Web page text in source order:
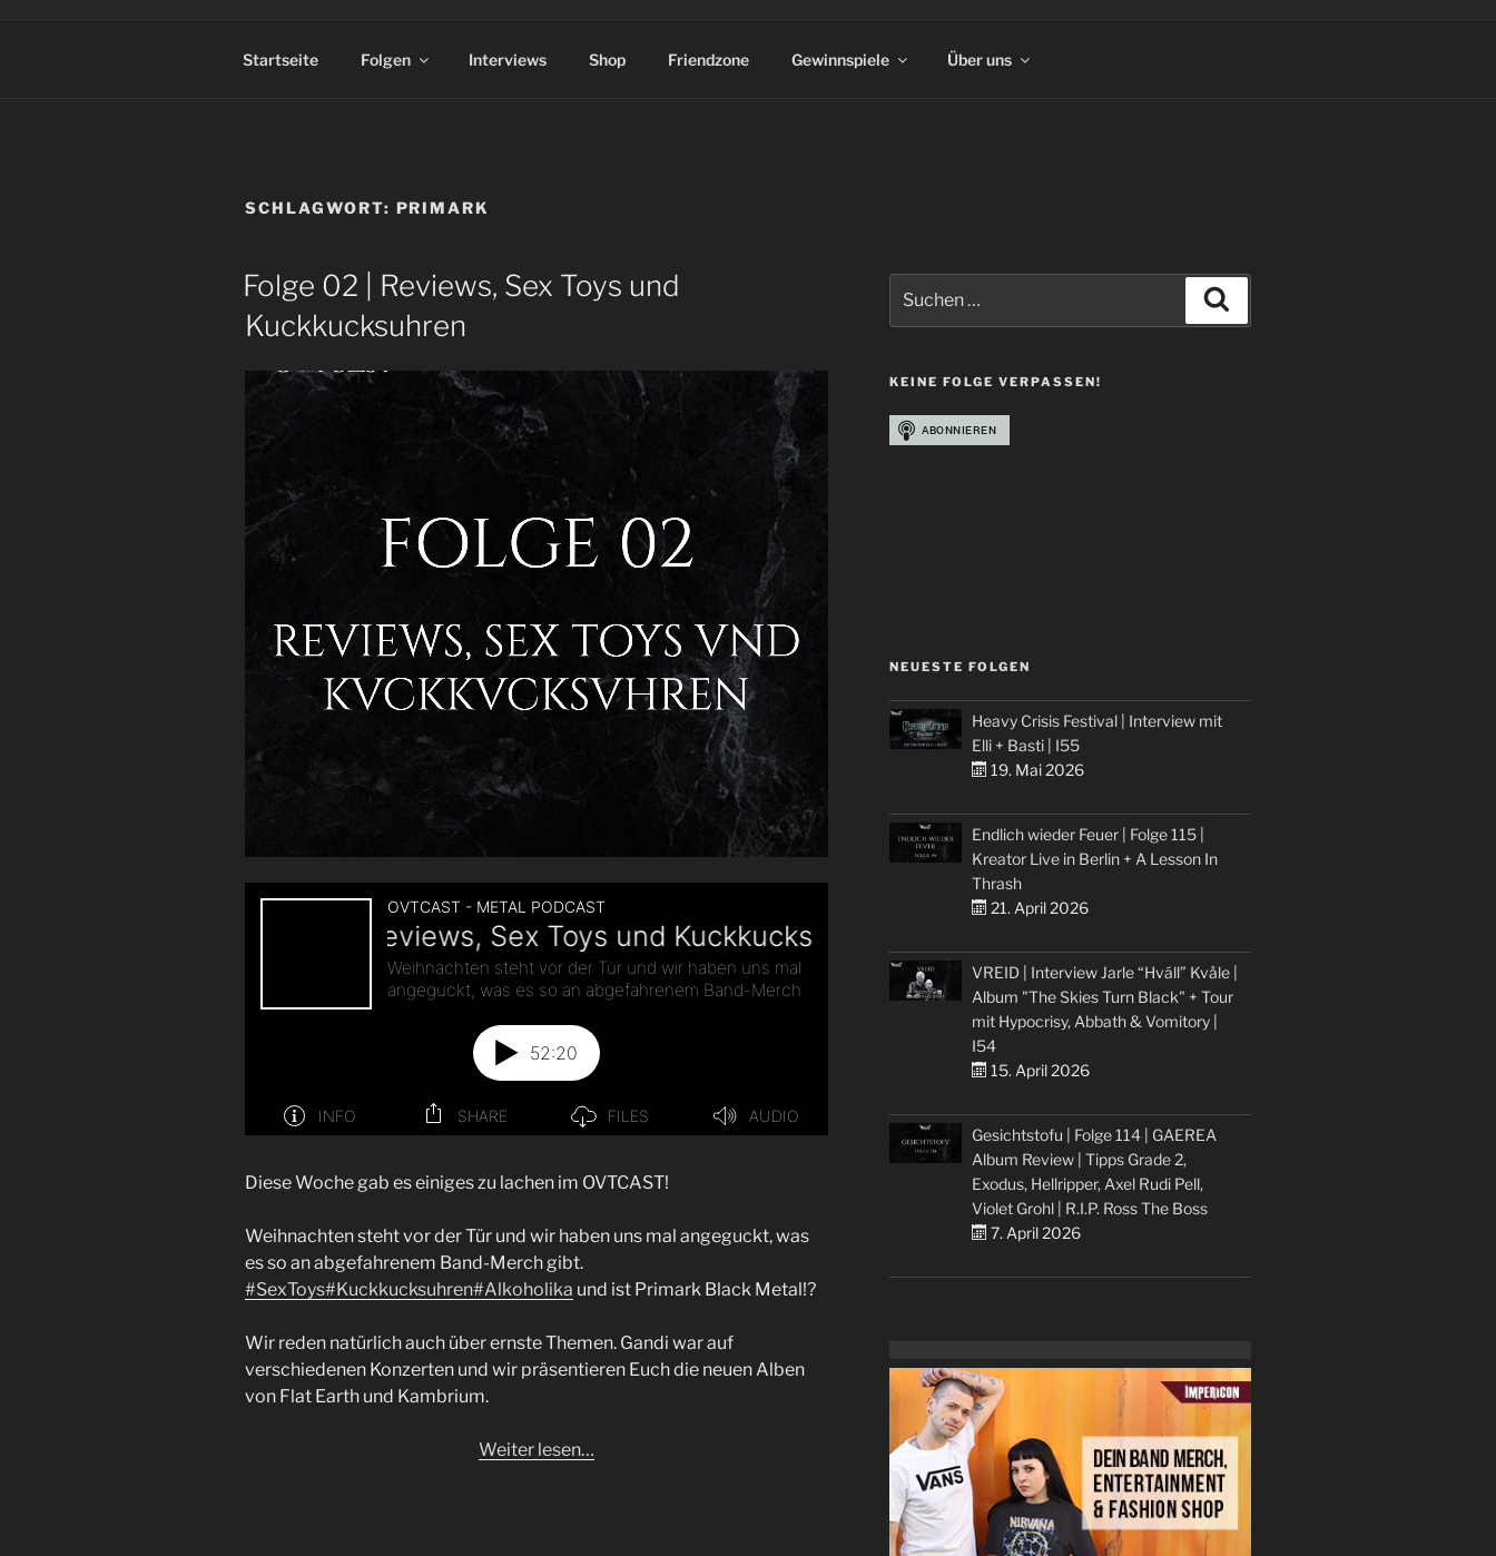
Startseite Folgen Interviews Shop Friendzone Gewinnspiele Über uns
SCHLAGWORT: PRIMARK
Folge 02 | Reviews, Sex Toys und
Kuckkucksuhren
Diese Woche gab es einiges zu lachen im OVTCAST!
Weihnachten steht vor der Tür und wir haben uns mal angeguckt, was
es so an abgefahrenem Band-Merch gibt.
#SexToys#Kuckkucksuhren#Alkoholika und ist Primark Black Metal!?
Wir reden natürlich auch über ernste Themen. Gandi war auf
verschiedenen Konzerten und wir präsentieren Euch die neuen Alben
von Flat Earth und Kambrium.
Weiter lesen…
nach:
KEINE FOLGE VERPASSEN!
NEUESTE FOLGEN
Heavy Crisis Festival | Interview mit
Elli + Basti | I55
19. Mai 2026
Endlich wieder Feuer | Folge 115 |
Kreator Live in Berlin + A Lesson In
Thrash
21. April 2026
VREID | Interview Jarle “Hváll” Kvåle |
Album "The Skies Turn Black" + Tour
mit Hypocrisy, Abbath & Vomitory |
I54
15. April 2026
Gesichtstofu | Folge 114 | GAEREA
Album Review | Tipps Grade 2,
Exodus, Hellripper, Axel Rudi Pell,
Violet Grohl | R.I.P. Ross The Boss
7. April 2026